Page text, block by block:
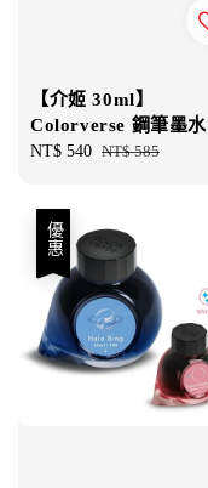
【介姬 30ml】
Colorverse 鋼筆墨水
Sale
NT$ 540 Regular
NT$ 585
優惠